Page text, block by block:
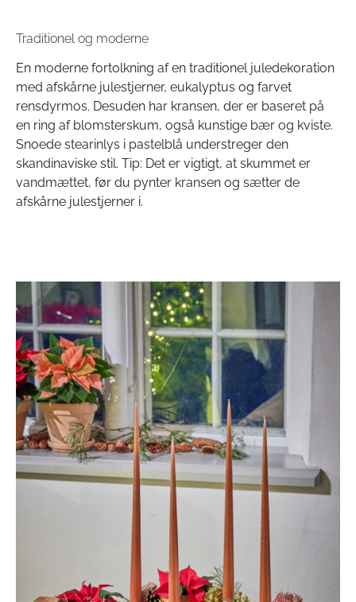
Traditionel og moderne
En moderne fortolkning af en traditionel juledekoration
med afskårne julestjerner, eukalyptus og farvet
rensdyrmos. Desuden har kransen, der er baseret på
en ring af blomsterskum, også kunstige bær og kviste.
Snoede stearinlys i pastelblå understreger den
skandinaviske stil. Tip: Det er vigtigt, at skummet er
vandmættet, før du pynter kransen og sætter de
afskårne julestjerner i.